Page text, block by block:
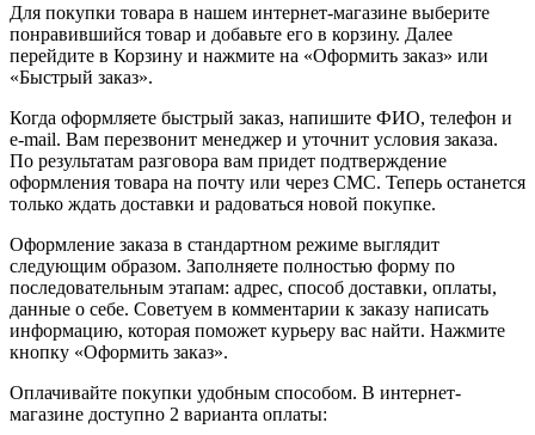
Для покупки товара в нашем интернет-магазине выберите
понравившийся товар и добавьте его в корзину. Далее
перейдите в Корзину и нажмите на «Оформить заказ» или
«Быстрый заказ».
Когда оформляете быстрый заказ, напишите ФИО, телефон и
e-mail. Вам перезвонит менеджер и уточнит условия заказа.
По результатам разговора вам придет подтверждение
оформления товара на почту или через СМС. Теперь останется
только ждать доставки и радоваться новой покупке.
Оформление заказа в стандартном режиме выглядит
следующим образом. Заполняете полностью форму по
последовательным этапам: адрес, способ доставки, оплаты,
данные о себе. Советуем в комментарии к заказу написать
информацию, которая поможет курьеру вас найти. Нажмите
кнопку «Оформить заказ».
Оплачивайте покупки удобным способом. В интернет-
магазине доступно 2 варианта оплаты: